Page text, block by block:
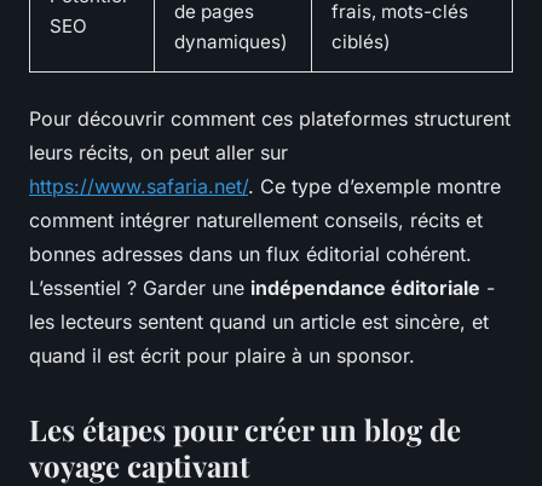
SEO
de pages
dynamiques)
frais, mots-clés
ciblés)
Pour découvrir comment ces plateformes structurent
leurs récits, on peut aller sur
https://www.safaria.net/. Ce type d’exemple montre
comment intégrer naturellement conseils, récits et
bonnes adresses dans un flux éditorial cohérent.
L’essentiel ? Garder une indépendance éditoriale -
les lecteurs sentent quand un article est sincère, et
quand il est écrit pour plaire à un sponsor.
Les étapes pour créer un blog de
voyage captivant